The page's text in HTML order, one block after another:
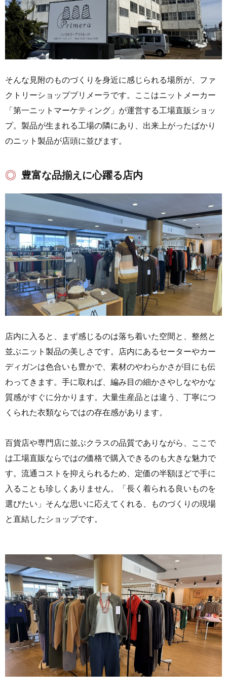
そんな見附のものづくりを身近に感じられる場所が、ファ
クトリーショッププリメーラです。ここはニットメーカー
「第一ニットマーケティング」が運営する工場直販ショッ
プ。製品が生まれる工場の隣にあり、出来上がったばかり
のニット製品が店頭に並びます。
豊富な品揃えに心躍る店内
店内に入ると、まず感じるのは落ち着いた空間と、整然と
並ぶニット製品の美しさです。店内にあるセーターやカー
ディガンは色合いも豊かで、素材のやわらかさが目にも伝
わってきます。手に取れば、編み目の細かさやしなやかな
質感がすぐに分かります。大量生産品とは違う、丁寧につ
くられた衣類ならではの存在感があります。
百貨店や専門店に並ぶクラスの品質でありながら、ここで
は工場直販ならではの価格で購入できるのも大きな魅力で
す。流通コストを抑えられるため、定価の半額ほどで手に
入ることも珍しくありません。「長く着られる良いものを
選びたい」そんな思いに応えてくれる、ものづくりの現場
と直結したショップです。